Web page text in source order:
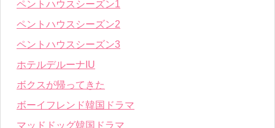
ペントハウスシーズン1
ペントハウスシーズン2
ペントハウスシーズン3
ホテルデルーナIU
ボクスが帰ってきた
ボーイフレンド韓国ドラマ
マッドドッグ韓国ドラマ